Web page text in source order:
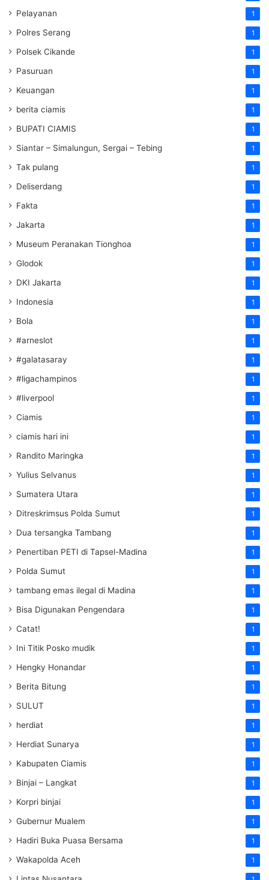
Pelayanan 1
Polres Serang 1
Polsek Cikande 1
Pasuruan 1
Keuangan 1
berita ciamis 1
BUPATI CIAMIS 1
Siantar – Simalungun, Sergai – Tebing 1
Tak pulang 1
Deliserdang 1
Fakta 1
Jakarta 1
Museum Peranakan Tionghoa 1
Glodok 1
DKI Jakarta 1
Indonesia 1
Bola 1
#arneslot 1
#galatasaray 1
#ligachampinos 1
#liverpool 1
Ciamis 1
ciamis hari ini 1
Randito Maringka 1
Yulius Selvanus 1
Sumatera Utara 1
Ditreskrimsus Polda Sumut 1
Dua tersangka Tambang 1
Penertiban PETI di Tapsel-Madina 1
Polda Sumut 1
tambang emas ilegal di Madina 1
Bisa Digunakan Pengendara 1
Catat! 1
Ini Titik Posko mudik 1
Hengky Honandar 1
Berita Bitung 1
SULUT 1
herdiat 1
Herdiat Sunarya 1
Kabupaten Ciamis 1
Binjai – Langkat 1
Korpri binjai 1
Gubernur Mualem 1
Hadiri Buka Puasa Bersama 1
Wakapolda Aceh 1